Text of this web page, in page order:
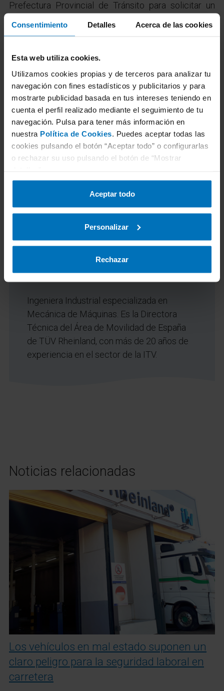
Consentimiento Detalles Acerca de las cookies
Esta web utiliza cookies.
Utilizamos cookies propias y de terceros para analizar tu
navegación con fines estadísticos y publicitarios y para
mostrarte publicidad basada en tus intereses teniendo en
cuenta el perfil realizado mediante el seguimiento de tu
navegación. Pulsa para tener más información en
nuestra Política de Cookies . Puedes aceptar todas las
cookies pulsando el botón “Aceptar todo” o configurarlas
o rechazar su uso pulsando el botón de “Mostrar
Aceptar todo
Personalizar
Rechazar
Prefectura Provincial de Tránsito para solicitar un
Concertar cita ITV
Mª Dolores Serra
Directora Técnica del Área de Movilidad de
España de TÜV Rheinland
Ingeniera Industrial especializada en
Mecánica de Máquinas. Es la Directora
Técnica del Área de Movilidad de España
de TÜV Rheinland, con más de 20 años de
experiencia en el sector de la ITV.
Noticias relacionadas
Los vehículos en mal estado suponen un
claro peligro para la seguridad laboral en
carretera